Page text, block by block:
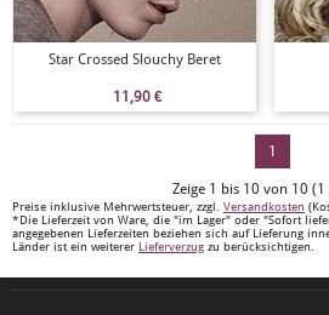
Star Crossed Slouchy Beret
11,90 €
1
Zeige 1 bis 10 von 10 (1
Preise inklusive Mehrwertsteuer, zzgl. Versandkosten
*Die Lieferzeit von Ware, die "im Lager" oder "Sofort
angegebenen Lieferzeiten beziehen sich auf Lieferung
Länder ist ein weiterer Lieferverzug zu berücksichtigen.